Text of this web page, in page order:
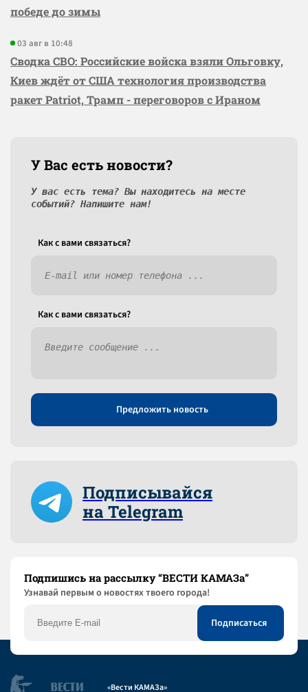
победе до зимы
03 авг в 10:48
Сводка СВО: Российские войска взяли Ольговку,
Киев ждёт от США технология производства
ракет Patriot, Трамп - переговоров с Ираном
У Вас есть новости?
У вас есть тема? Вы находитесь на месте
событий? Напишите нам!
Как c вами связаться?
Как c вами связаться?
Предложить новость
Подписывайся
на Telegram
Подпишись на рассылку “ВЕСТИ КАМАЗа”
Узнaвай первым о новостях твоего города!
«Вести КАМАЗа»